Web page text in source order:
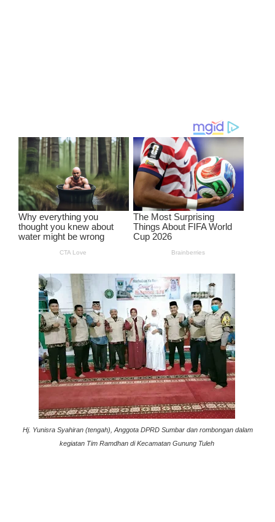
Hj. Yunisra Syahiran (tengah), Anggota DPRD Sumbar dan rombongan dalam
kegiatan Tim Ramdhan di Kecamatan Gunung Tuleh